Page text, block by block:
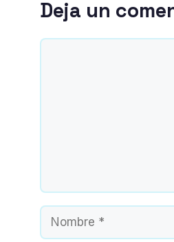
Deja un
Nombre